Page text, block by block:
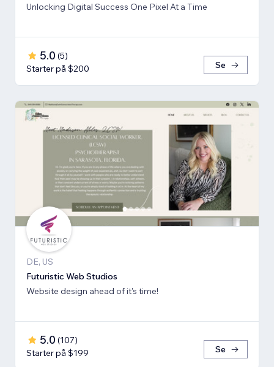
Unlocking Digital Success One Pixel At a Time
5.0 (5)
Starter på $200
Se
DE, US
Futuristic Web Studios
Website design ahead of it's time!
5.0 (107)
Starter på $199
Se